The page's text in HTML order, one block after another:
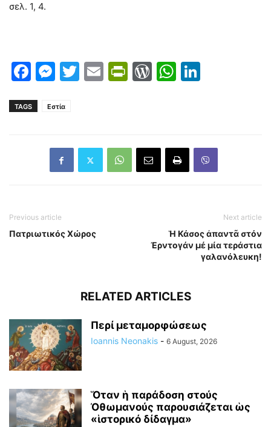
σελ. 1, 4.
Facebook
Messenger
Twitter
EmailPrintFriendly
WordPress
WhatsApp
TAGS Εστία
Previous article
Πατριωτικός Χώρος
Next article
Ἡ Κάσος ἀπαντᾶ στόν
Ἐρντογάν μέ μία τεράστια
γαλανόλευκη!
RELATED ARTICLES
Περί μεταμορφώσεως
Ioannis Neonakis - 6 August, 2026
Ὅταν ἡ παράδοση στούς
Ὀθωμανούς παρουσιάζεται ὡς
«ἱστορικό δίδαγμα»